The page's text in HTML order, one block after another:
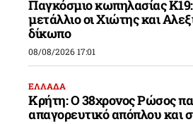
Παγκόσμιο κωπηλασίας
μετάλλιο οι Χιώτης και
δίκωπο
08/08/2026 17:01
ΕΛΛΑΔΑ
Κρήτη: Ο 38χρονος Ρώσος
απαγορευτικό απόπλου και